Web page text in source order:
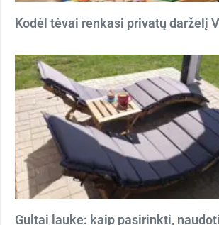
Kodėl tėvai renkasi privatų darželį
Gultai lauke: kaip pasirinkti,